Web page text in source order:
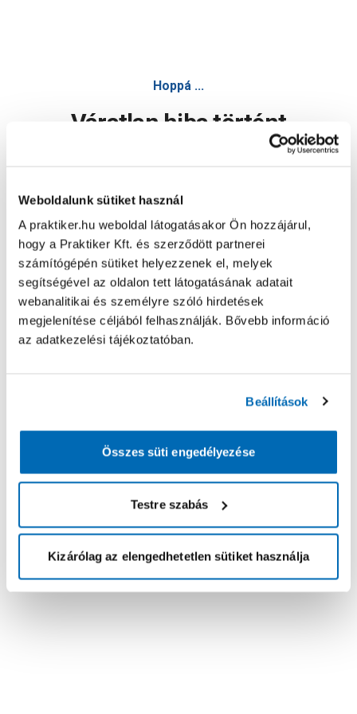
Weboldalunk sütiket használ
A praktiker.hu weboldal látogatásakor Ön hozzájárul,
hogy a Praktiker Kft. és szerződött partnerei
számítógépén sütiket helyezzenek el, melyek
segítségével az oldalon tett látogatásának adatait
webanalitikai és személyre szóló hirdetések
megjelenítése céljából felhasználják. Bővebb információ
az adatkezelési tájékoztatóban.
Beállítások
Összes süti engedélyezése
Testre szabás
Kizárólag az elengedhetetlen sütiket használja
Hoppá ...
Váratlan hiba történt
Oldal újratöltése